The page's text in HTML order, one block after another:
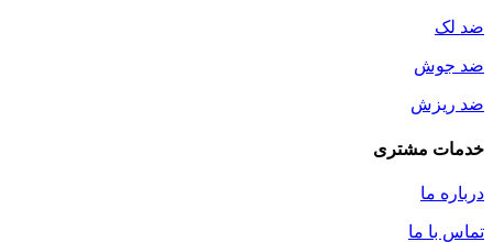
ضد لک
ضد جوش
ضد ریزش
خدمات مشتری
درباره ما
تماس با ما